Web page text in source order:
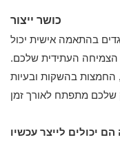
כושר ייצור
בהתאמה אישית יכול
העתידית שלכם.
החמצות בהשקות ובעיות